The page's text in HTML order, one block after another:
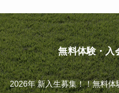
無料体験・入
2026年 新入生募集！！無料